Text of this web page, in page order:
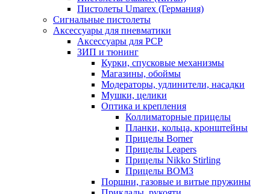
Пистолеты Umarex (Германия)
Сигнальные пистолеты
Аксессуары для пневматики
Аксессуары для PCP
ЗИП и тюнинг
Курки, спусковые механизмы
Магазины, обоймы
Модераторы, удлинители, насадки
Мушки, целики
Оптика и крепления
Коллиматорные прицелы
Планки, кольца, кронштейны
Прицелы Borner
Прицелы Leapers
Прицелы Nikko Stirling
Прицелы ВОМЗ
Поршни, газовые и витые пружины